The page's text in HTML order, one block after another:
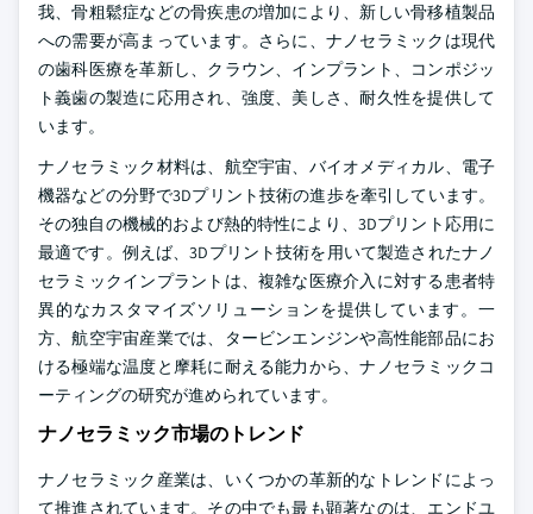
我、骨粗鬆症などの骨疾患の増加により、新しい骨移植製品
への需要が高まっています。さらに、ナノセラミックは現代
の歯科医療を革新し、クラウン、インプラント、コンポジッ
ト義歯の製造に応用され、強度、美しさ、耐久性を提供して
います。
ナノセラミック材料は、航空宇宙、バイオメディカル、電子
機器などの分野で3Dプリント技術の進歩を牽引しています。
その独自の機械的および熱的特性により、3Dプリント応用に
最適です。例えば、3Dプリント技術を用いて製造されたナノ
セラミックインプラントは、複雑な医療介入に対する患者特
異的なカスタマイズソリューションを提供しています。一
方、航空宇宙産業では、タービンエンジンや高性能部品にお
ける極端な温度と摩耗に耐える能力から、ナノセラミックコ
ーティングの研究が進められています。
ナノセラミック市場のトレンド
ナノセラミック産業は、いくつかの革新的なトレンドによっ
て推進されています。その中でも最も顕著なのは、エンドユ